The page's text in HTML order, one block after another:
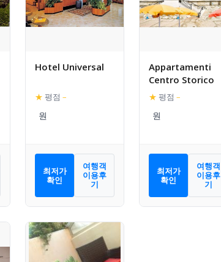
Hotel Universal
★ 평점 –
최저가
확인
여행객
이용후
기
Appartamenti
Centro Storico
★ 평점 –
최저가
확인
여행객
이용후
기